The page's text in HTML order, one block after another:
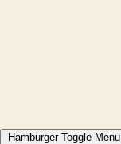
Hamburger Toggle Menu